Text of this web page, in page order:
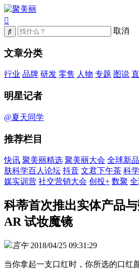
取消
文章分类
行业 品牌 研发 零售 人物 专题 图说
明星记者
@夏天同学
推荐栏目
快讯 聚美丽精选 聚美丽大会 全球新
肤科学百人论坛 抖音 文君下午茶 科
媒实训营 社交营销大会 创投+ 数聚
科蒂首次推出实体产品
AR 试妆魔镜
言午 2018/04/25 09:31:29
当你拿起一支口红时，你所选的口红